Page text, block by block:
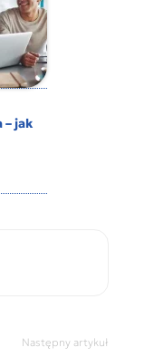
jak
Następny artykuł